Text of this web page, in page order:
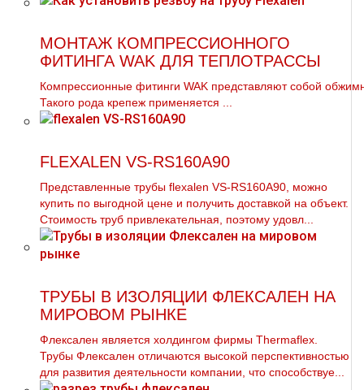
МОНТАЖ КОМПРЕССИОННОГО
ФИТИНГА WAK ДЛЯ ТЕПЛОТРАССЫ
Компрессионные фитинги WAK представляют собой
Такого рода крепеж применяется ...
FLEXALEN VS-RS160A90
Представленные тpубы flехalеn VS-RS160A90, можно
купить по выгодной цене и получить доставкой на объект.
Стоимость тpуб привлекательная, поэтому удовл...
ТРУБЫ В ИЗОЛЯЦИИ ФЛЕКСАЛЕН НА
МИРОВОМ РЫНКЕ
Флексален является холдингом фирмы Thermaflex.
Трубы Флексален отличаются высокой перспективностью
для развития деятельности компании, что способствуе...